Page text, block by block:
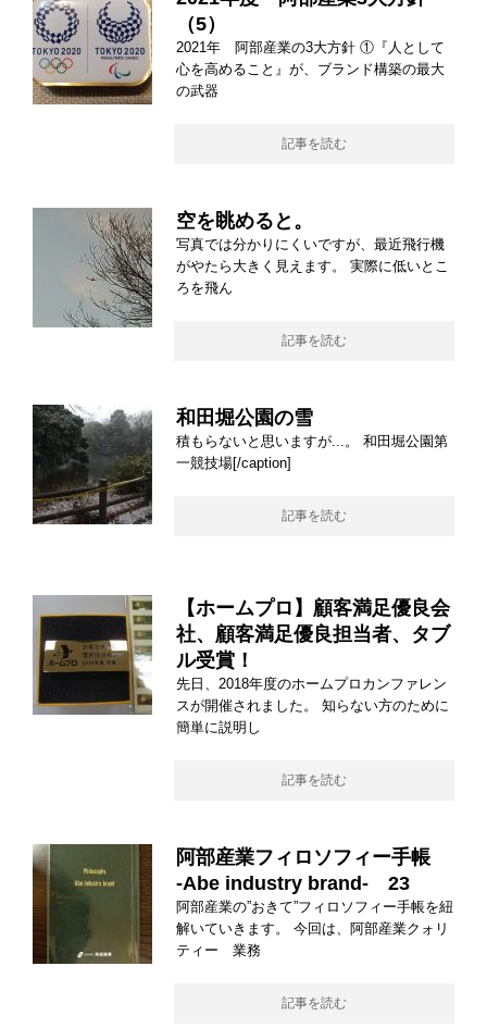
（5）
2021年 阿部産業の3大方針 ①『人として
心を高めること』が、ブランド構築の最大
の武器
記事を読む
空を眺めると。
写真では分かりにくいですが、最近飛行機
がやたら大きく見えます。 実際に低いとこ
ろを飛ん
記事を読む
和田堀公園の雪
積もらないと思いますが...。 和田堀公園第
一競技場[/caption]
記事を読む
【ホームプロ】顧客満足優良会
社、顧客満足優良担当者、タブ
ル受賞！
先日、2018年度のホームプロカンファレン
スが開催されました。 知らない方のために
簡単に説明し
記事を読む
阿部産業フィロソフィー手帳
-Abe industry brand- 23
阿部産業の”おきて”フィロソフィー手帳を紐
解いていきます。 今回は、阿部産業クォリ
ティー 業務
記事を読む